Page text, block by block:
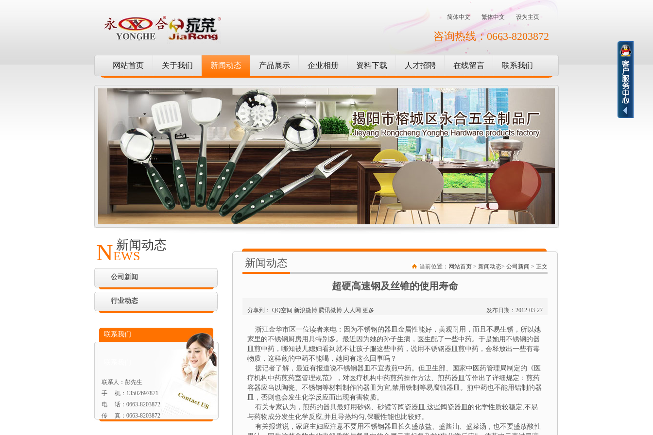
简体中文 繁体中文 设为主页
咨询热线：0663-8203872
网站首页 关于我们 新闻动态 产品展示 企业相册 资料下载 人才招聘 在线留言 联系我们
新闻动态
NEWS
公司新闻
行业动态
联系我们
联系人：彭先生
手 机：13502697871
电 话：0663-8203872
传 真：0663-8203872
当前位置： 网站首页 > 新闻动态> 公司新闻 > 正文
新闻动态
超硬高速钢及丝锥的使用寿命
分享到： QQ空间 新浪微博 腾讯微博 人人网 更多 发布日期：2012-03-27
浙江金华市区一位读者来电：因为不锈钢的器皿金属性能好，美观耐用，而且不易生锈，所以她
家里的不锈钢厨房用具特别多。最近因为她的孙子生病，医生配了一些中药。于是她用不锈钢的器
皿煎中药，哪知被儿媳妇看到就不让孩子服这些中药，说用不锈钢器皿煎中药，会释放出一些有毒
物质，这样煎的中药不能喝，她问有这么回事吗？
据记者了解，最近有报道说不锈钢器皿不宜煮煎中药。但卫生部、国家中医药管理局制定的《医
疗机构中药煎药室管理规范》，对医疗机构中药煎药操作方法、煎药器皿等作出了详细规定：煎药
容器应当以陶瓷、不锈钢等材料制作的器皿为宜,禁用铁制等易腐蚀器皿。煎中药也不能用铝制的器
皿，否则也会发生化学反应而出现有害物质。
有关专家认为，煎药的器具最好用砂锅、砂罐等陶瓷器皿,这些陶瓷器皿的化学性质较稳定,不易
与药物成分发生化学反应,并且导热均匀,保暖性能也比较好。
有关报道说，家庭主妇应注意不要用不锈钢器皿长久盛放盐、盛酱油、盛菜汤，也不要盛放酸性